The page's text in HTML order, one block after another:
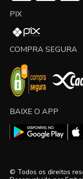
PIX
COMPRA SEGURA
BAIXE O APP
© Todos os direitos